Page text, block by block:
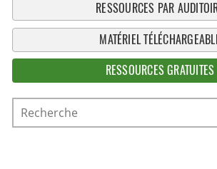
RESSOURCES PAR
MATÉRIEL
RESSOURCES GRATUITES
Recherche